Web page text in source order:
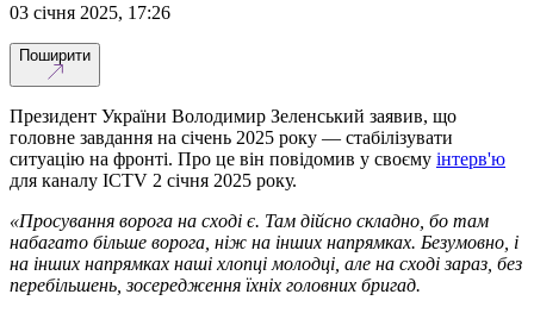
03 січня 2025, 17:26
Поширити
Президент України Володимир Зеленський заявив, що
головне завдання на січень 2025 року — стабілізувати
ситуацію на фронті. Про це він повідомив у своєму інтерв'ю
для каналу ICTV 2 січня 2025 року.
«Просування ворога на сході є. Там дійсно складно, бо там
набагато більше ворога, ніж на інших напрямках. Безумовно, і
на інших напрямках наші хлопці молодці, але на сході зараз, без
перебільшень, зосередження їхніх головних бригад.